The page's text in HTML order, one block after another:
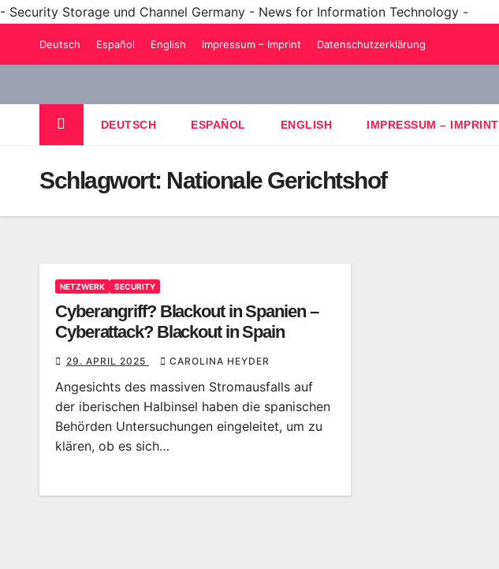
- Security Storage und Channel Germany - News for Information Technology -
Deutsch Español English Impressum – Imprint Datenschutzerklärung
DEUTSCH ESPAÑOL ENGLISH IMPRESSUM – IMPRINT
Schlagwort: Nationale Gerichtshof
NETZWERK SECURITY
Cyberangriff? Blackout in Spanien –
Cyberattack? Blackout in Spain
29. APRIL 2025 CAROLINA HEYDER
Angesichts des massiven Stromausfalls auf
der iberischen Halbinsel haben die spanischen
Behörden Untersuchungen eingeleitet, um zu
klären, ob es sich…